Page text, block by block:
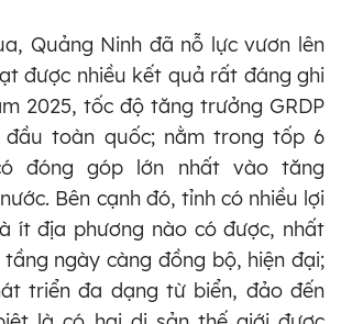
Quảng Ninh đã nỗ lực vươn lên
được nhiều kết quả rất đáng ghi
2025, tốc độ tăng trưởng GRDP
đầu toàn quốc; nằm trong tốp 6
đóng góp lớn nhất vào tăng
Bên cạnh đó, tỉnh có nhiều lợi
ít địa phương nào có được, nhất
ngày càng đồng bộ, hiện đại;
triển đa dạng từ biển, đảo đến